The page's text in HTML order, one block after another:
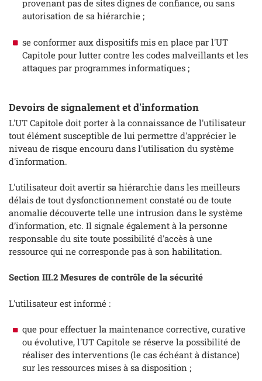
provenant pas de sites dignes de confiance, ou sans
autorisation de sa hiérarchie ;
se conformer aux dispositifs mis en place par l'UT
Capitole pour lutter contre les codes malveillants et les
attaques par programmes informatiques ;
Devoirs de signalement et d'information
L'UT Capitole doit porter à la connaissance de l'utilisateur
tout élément susceptible de lui permettre d'apprécier le
niveau de risque encouru dans l'utilisation du système
d'information.
L'utilisateur doit avertir sa hiérarchie dans les meilleurs
délais de tout dysfonctionnement constaté ou de toute
anomalie découverte telle une intrusion dans le système
d’information, etc. Il signale également à la personne
responsable du site toute possibilité d'accès à une
ressource qui ne corresponde pas à son habilitation.
Section III.2 Mesures de contrôle de la sécurité
L'utilisateur est informé :
que pour effectuer la maintenance corrective, curative
ou évolutive, l'UT Capitole se réserve la possibilité de
réaliser des interventions (le cas échéant à distance)
sur les ressources mises à sa disposition ;